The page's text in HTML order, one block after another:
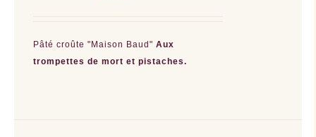
Pâté croûte "Maison Baud"Aux
trompettes de mort et pistaches.